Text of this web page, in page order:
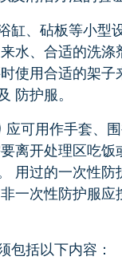
缸、砧板等小型
水、合适的洗涤
使用合适的架
防护服。
应可用作手套、
离开处理区吃饭
用过的一次性防
一次性防护服应
包括以下内容：